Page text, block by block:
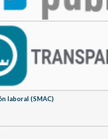
laboral (SMAC)